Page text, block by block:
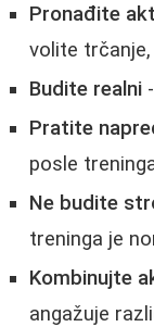
Pronađite
volite
Budite realni
Pratite
posle
Ne budite
treninga je
Kombinujte
angažuje